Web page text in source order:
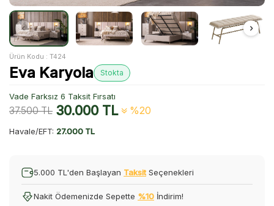
Ürün Kodu : T424
Eva Karyola Stokta
Vade Farksız 6 Taksit Fırsatı
37.500TL 30.000TL %20
Havale/EFT: 27.000 TL
5.000 TL'den Başlayan Taksit Seçenekleri
Nakit Ödemenizde Sepette %10 İndirim!